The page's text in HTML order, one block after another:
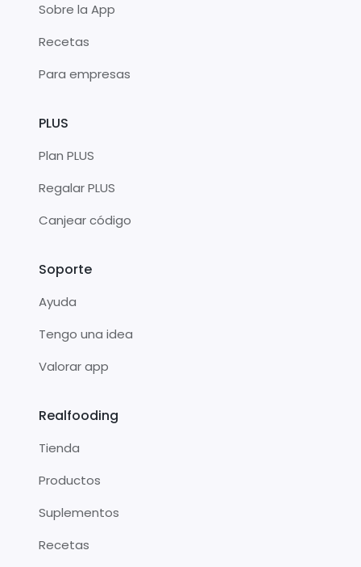
Sobre la App
Recetas
Para empresas
PLUS
Plan PLUS
Regalar PLUS
Canjear código
Soporte
Ayuda
Tengo una idea
Valorar app
Realfooding
Tienda
Productos
Suplementos
Recetas